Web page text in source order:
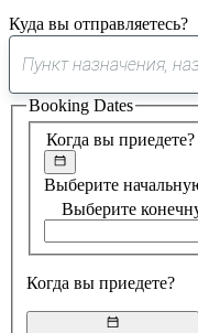
Куда вы отправляетесь?
Когда вы приедете?
Выберите
Выберите
Когда вы приедете?
Booking Dates